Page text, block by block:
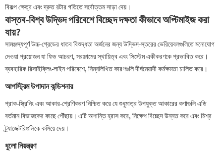
বিকল্প ক্ষেত্র এবং দ্রুত রটার গতিতে সর্বোত্তম সাড়া দেয়।
বাস্তব-বিশ্ব উদ্ভিদ পরিবেশে বিচ্ছেদ দক্ষতা কীভাবে অপ্টিমাইজ করা
যায়?
সামঞ্জস্যপূর্ণ উচ্চ-গ্রেডের ধাতব বিশুদ্ধতা অর্জনের জন্য উদ্ভিদ-স্তরের ভেরিয়েবলগুলিতে মনোযোগ
দেওয়া প্রয়োজন যা ফিড আচরণ, সরঞ্জামের স্থায়িত্ব এবং সিস্টেম একীকরণকে প্রভাবিত করে।
ব্যবহারিক রিসাইক্লিং-লাইন পরিবেশে, নিম্নলিখিত কারণগুলি দীর্ঘমেয়াদী কর্মক্ষমতা চালিত করে।
আপস্ট্রিম উপাদান কন্ডিশনার
প্রাক-স্ক্রিনিং এবং আকার-শ্রেণিকরণ নিশ্চিত করে যে শুধুমাত্র উপযুক্ত আকারের কণাগুলি এডি
বর্তমান বিভাজকের কাছে পৌঁছায়। এটি অশান্তি হ্রাস করে, নিক্ষেপ বিচ্ছেদ উন্নত করে এবং মিশ্র
ট্র্যাজেক্টরিগুলিকে কমিয়ে দেয়।
ধুলো নিয়ন্ত্রণ